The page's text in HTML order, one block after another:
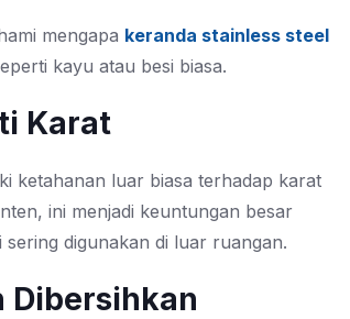
mengapa keranda stainless steel
kayu atau besi biasa.
Karat
ketahanan luar biasa terhadap karat
ini menjadi keuntungan besar
digunakan di luar ruangan.
Dibersihkan